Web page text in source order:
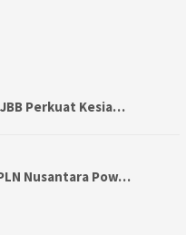
Perkuat Kesia…
Nusantara Pow…